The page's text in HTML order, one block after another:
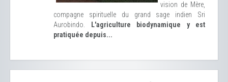
vision de Mère,
compagne spirituelle du grand sage indien Sri
Aurobindo.
L'agriculture biodynamique y est
pratiquée depuis...